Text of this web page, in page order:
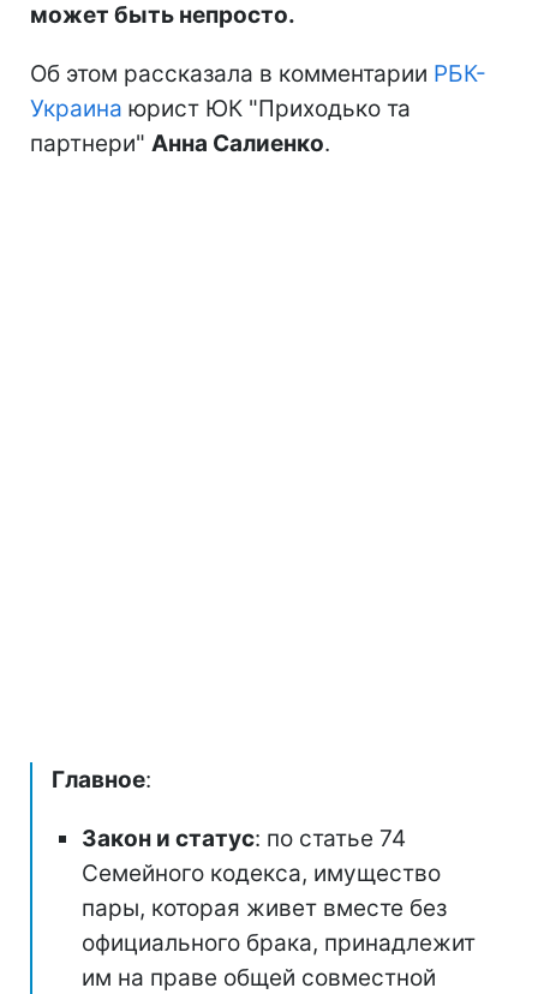
может быть непросто.
Об этом рассказала в комментарии РБК-
Украина юрист ЮК "Приходько та
партнери" Анна Салиенко.
Главное:
Закон и статус: по статье 74
Семейного кодекса, имущество
пары, которая живет вместе без
официального брака, принадлежит
им на праве общей совместной